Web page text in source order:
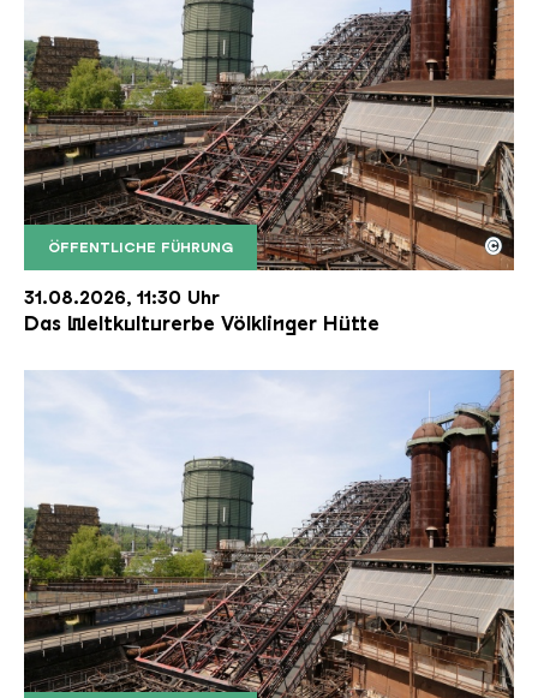
ÖFFENTLICHE FÜHRUNG
Der Erzschrägaufzug der Völklinger Hütte mit
Copyright: Weltkulturerbe Völklinger Hütte | Karl
©
31.08.2026, 11:30 Uhr
Das Weltkulturerbe Völklinger Hütte